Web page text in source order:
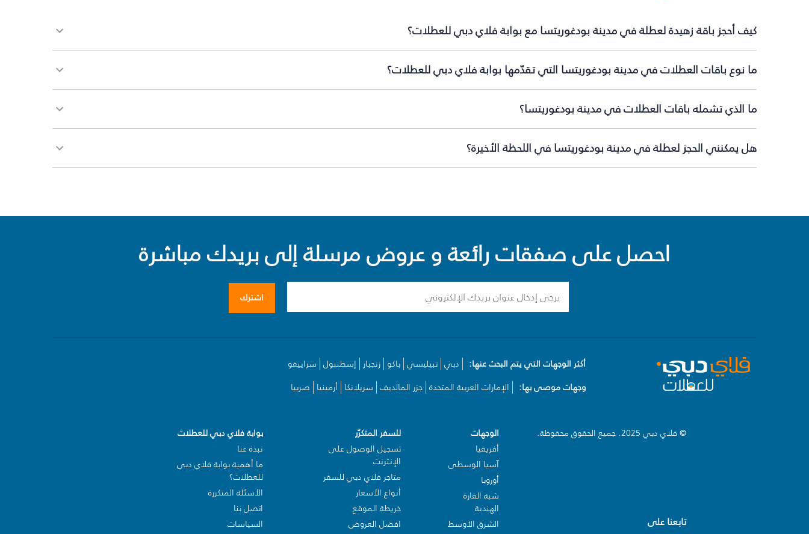
كيف أحجز باقة زهيدة لعطلة في مدينة بودغوريتسا مع بوابة فلاي دبي للعطلات؟
ما نوع باقات العطلات في مدينة بودغوريتسا التي تقدّمها بوابة فلاي دبي للعطلات؟
ما الذي تشمله باقات العطلات في مدينة بودغوريتسا؟
هل يمكنني الحجز لعطلة في مدينة بودغوريتسا في اللحظة الأخيرة؟
احصل على صفقات رائعة و عروض مرسلة إلى بريدك مباشرة
اشترك
أكثر الوجهات التي يتم البحث عنها: دبي تبيليسي باكو زنجبار إسطنبول سراييفو
وجهات موصى بها:
الإمارات العربية المتحدة جزر المالديف سريلانكا أرمينيا صربيا
© فلاي دبي 2025. جميع الحقوق محفوظة.
تابعنا على
الوجهات
أفريقيا
آسيا الوسطى
أوروبا
شبه القارة
الهندية
الشرق الأوسط
للسفر المتكرّر
تسجيل الوصول على
الإنترنت
متاجر فلاي دبي للسفر
أنواع الأسعار
خريطة الموقع
افضل العروض
بوابة فلاي دبي للعطلات
نبذة عنا
ما أهمية بوابة فلاي دبي
للعطلات؟
الأسئلة المتكررة
اتصل بنا
السياسات